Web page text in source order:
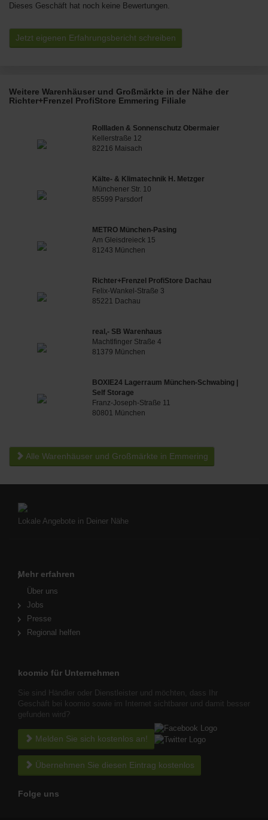
Dieses Geschäft hat noch keine Bewertungen.
Jetzt eigenen Erfahrungsbericht schreiben
Weitere Warenhäuser und Großmärkte in der Nähe der
Richter+Frenzel ProfiStore Emmering Filiale
Rollladen & Sonnenschutz Obermaier
Kellerstraße 12
82216 Maisach
Kälte- & Klimatechnik H. Metzger
Münchener Str. 10
85599 Parsdorf
METRO München-Pasing
Am Gleisdreieck 15
81243 München
Richter+Frenzel ProfiStore Dachau
Felix-Wankel-Straße 3
85221 Dachau
real,- SB Warenhaus
Machtlfinger Straße 4
81379 München
BOXIE24 Lagerraum München-Schwabing |
Self Storage
Franz-Joseph-Straße 11
80801 München
Alle Warenhäuser und Großmärkte in Emmering
Lokale Angebote in Deiner Nähe
Mehr erfahren
Über uns
Jobs
Presse
Regional helfen
koomio für Unternehmen
Sie sind Händler oder Dienstleister und möchten, dass Ihr
Geschäft bei koomio sowie im Internet sichtbarer und damit besser
gefunden wird?
Melden Sie sich kostenlos an!
Übernehmen Sie diesen Eintrag kostenlos
Folge uns